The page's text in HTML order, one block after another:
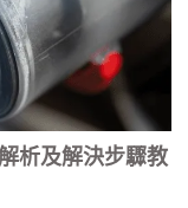
析及解決步驟教